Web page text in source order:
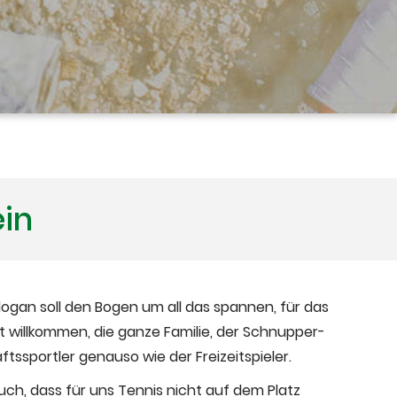
soll den Bogen um all das spannen, für das
die ganze Familie, der Schnupper-
genauso wie der Freizeitspieler.
dass für uns Tennis nicht auf dem Platz